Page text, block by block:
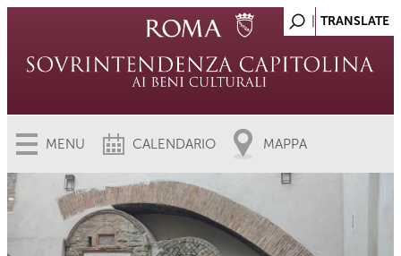
MENU CALENDARIO MAPPA